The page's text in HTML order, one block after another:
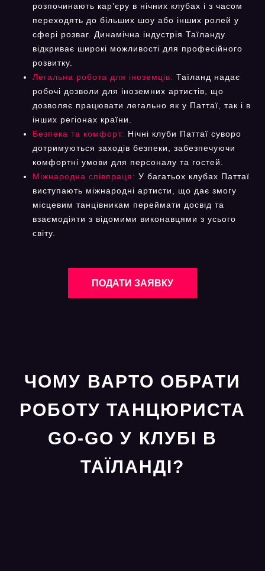
розпочинають кар’єру в нічних клубах і з часом
переходять до більших шоу або інших ролей у
сфері розваг. Динамічна індустрія Таїланду
відкриває широкі можливості для професійного
розвитку.
Легальна робота для іноземців: Таїланд надає
робочі дозволи для іноземних артистів, що
дозволяє працювати легально як у Паттаї, так і в
інших регіонах країни.
Безпека та комфорт: Нічні клуби Паттаї суворо
дотримуються заходів безпеки, забезпечуючи
комфортні умови для персоналу та гостей.
Міжнародна співпраця: У багатьох клубах Паттаї
виступають міжнародні артисти, що дає змогу
місцевим танцівникам переймати досвід та
взаємодіяти з відомими виконавцями з усього
світу.
ПОДАТИ ЗАЯВКУ
ЧОМУ ВАРТО ОБРАТИ
РОБОТУ ТАНЦЮРИСТА
GO-GO У КЛУБІ В
ТАЇЛАНДІ?